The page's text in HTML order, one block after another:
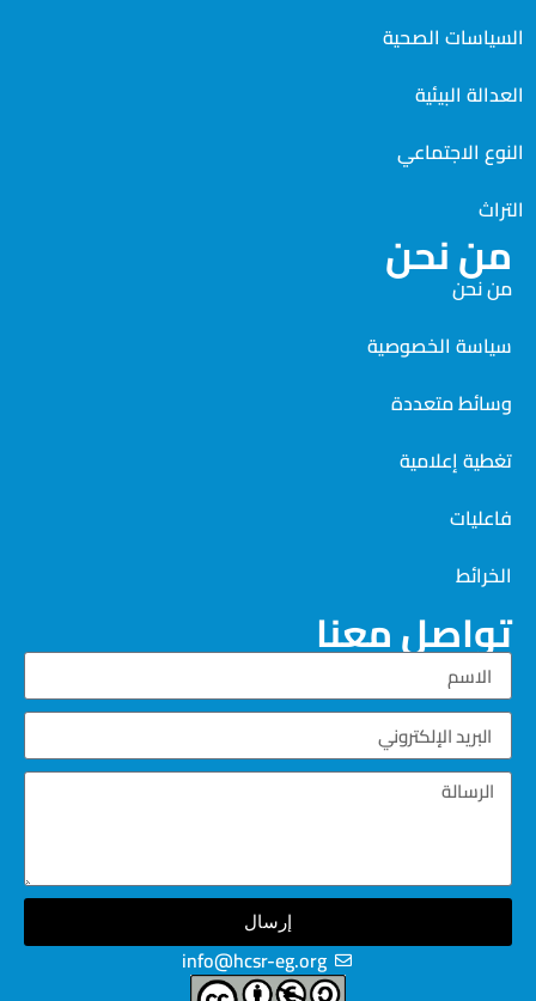
السياسات الصحية
العدالة البيئية
النوع الاجتماعي
التراث
من نحن
من نحن
سياسة الخصوصية
وسائط متعددة
تغطية إعلامية
فاعليات
الخرائط
تواصل معنا
إرسال
info@hcsr-eg.org